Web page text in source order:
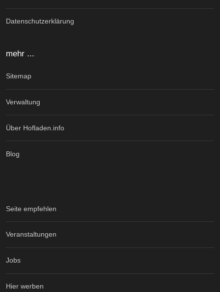
Datenschutzerklärung
mehr ...
Sitemap
Verwaltung
Über Hofladen.info
Blog
Seite empfehlen
Veranstaltungen
Jobs
Hier werben